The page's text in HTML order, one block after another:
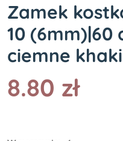
Zamek
10 (6mm)|60
ciemne khaki
8.80 zł